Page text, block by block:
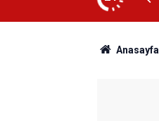
Anasayfa